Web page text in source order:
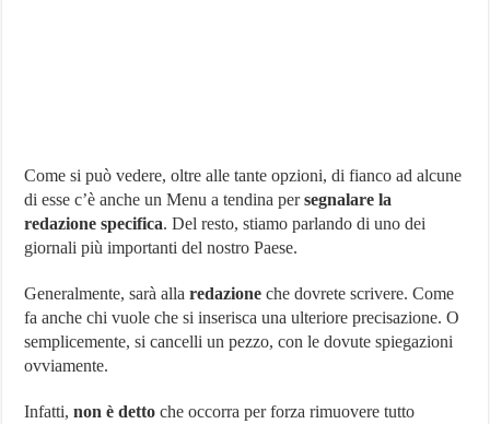
Come si può vedere, oltre alle tante opzioni, di fianco ad alcune
di esse c’è anche un Menu a tendina persegnalare la
redazione specifica. Del resto, stiamo parlando di uno dei
giornali più importanti del nostro Paese.
Generalmente, sarà allaredazione che dovrete scrivere. Come
fa anche chi vuole che si inserisca una ulteriore precisazione. O
semplicemente, si cancelli un pezzo, con le dovute spiegazioni
ovviamente.
Infatti,non è detto che occorra per forza rimuovere tutto